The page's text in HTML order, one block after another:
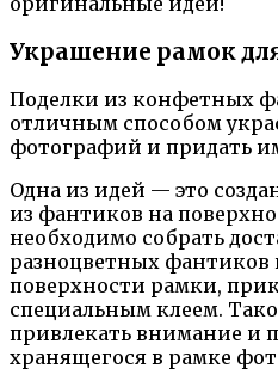
Украшение рамок
Поделки из конфетных
отличным способом
фотографий и придать
Одна из идей — это
из фантиков на
необходимо собрать
разноцветных фантиков
поверхности рамки,
специальным клеем.
привлекать внимание и
хранящегося в рамке